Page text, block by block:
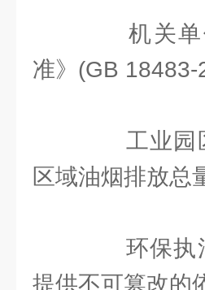
机关单
准》(GB
工业园区
区域油烟排放总
环保执法
提供不可篡改的